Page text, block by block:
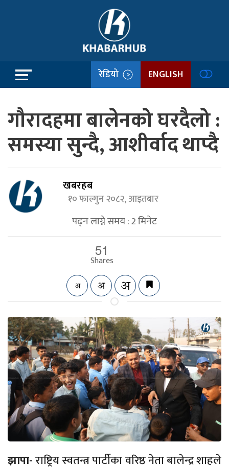
रेडियो ENGLISH
गौरादहमा बालेनको घरदैलो :
समस्या सुन्दै, आशीर्वाद थाप्दै
खबरहब
१० फाल्गुन २०८२, आइतबार
पढ्न लाग्ने समय :2मिनेट
51
Shares
झापा-राष्ट्रिय स्वतन्त्र पार्टीका वरिष्ठ नेता बालेन्द्र शाहले